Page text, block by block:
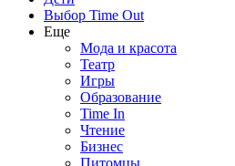
Выбор Time Out
Еще
Мода и красота
Театр
Игры
Образование
Time In
Чтение
Бизнес
Питомцы